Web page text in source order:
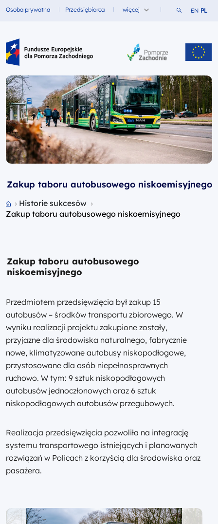
Fundusze dla
Osoba prywatna Fundusze dla
Przedsiębiorca więcej Szukaj w
EN PL
Fundusze Europejskie dla Pomorza Zachodniego
Zakup taboru autobusowego niskoemisyjnego
Przejdź do strony głównej portalu
Historie sukcesów
Zakup taboru autobusowego niskoemisyjnego
Zakup taboru autobusowego
niskoemisyjnego
Przedmiotem przedsięwzięcia był zakup 15
autobusów – środków transportu zbiorowego. W
wyniku realizacji projektu zakupione zostały,
przyjazne dla środowiska naturalnego, fabrycznie
nowe, klimatyzowane autobusy niskopodłogowe,
przystosowane dla osób niepełnosprawnych
ruchowo. W tym: 9 sztuk niskopodłogowych
autobusów jednoczłonowych oraz 6 sztuk
niskopodłogowych autobusów przegubowych.
Realizacja przedsięwzięcia pozwoliła na integrację
systemu transportowego istniejących i planowanych
rozwiązań w Policach z korzyścią dla środowiska oraz
pasażera.